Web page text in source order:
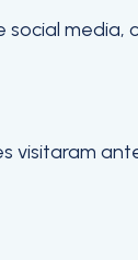
media,
visitaram